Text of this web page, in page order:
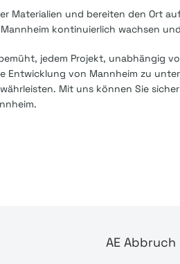
Materialien und bereiten den Ort
kontinuierlich wachsen
jedem Projekt, unabhängig
Entwicklung von Mannheim zu
Mit uns können Sie
AE Abbruch